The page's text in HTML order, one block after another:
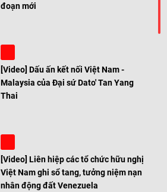
đoạn mới
[Video] Dấu ấn kết nối Việt Nam -
Malaysia của Đại sứ Dato' Tan Yang
Thai
[Video] Liên hiệp các tổ chức hữu nghị
Việt Nam ghi sổ tang, tưởng niệm nạn
nhân động đất Venezuela